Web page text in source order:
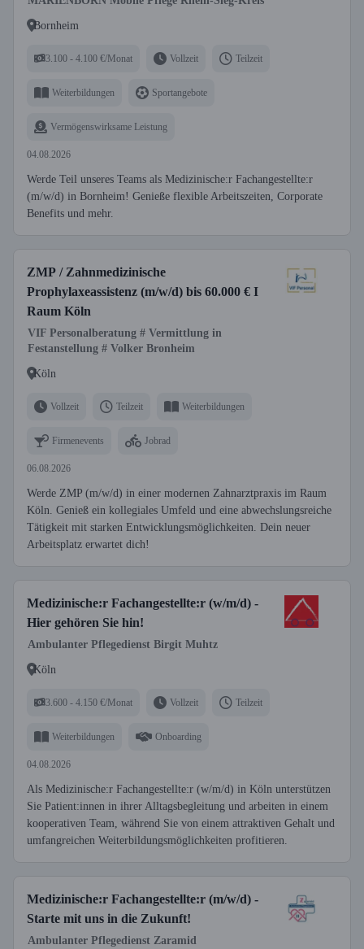
Bornheim
3.100 - 4.100 €/Monat Vollzeit Teilzeit
Weiterbildungen Sportangebote
Vermögenswirksame Leistung
04.08.2026
Werde Teil unseres Teams als Medizinische:r Fachangestellte:r
(m/w/d) in Bornheim! Genieße flexible Arbeitszeiten, Corporate
Benefits und mehr.
ZMP / Zahnmedizinische
Prophylaxeassistenz (m/w/d) bis 60.000 € I
Raum Köln
VIF Personalberatung # Vermittlung in
Festanstellung # Volker Bronheim
Köln
Vollzeit Teilzeit Weiterbildungen
Firmenevents Jobrad
06.08.2026
Werde ZMP (m/w/d) in einer modernen Zahnarztpraxis im Raum
Köln. Genieß ein kollegiales Umfeld und eine abwechslungsreiche
Tätigkeit mit starken Entwicklungsmöglichkeiten. Dein neuer
Arbeitsplatz erwartet dich!
Medizinische:r Fachangestellte:r (w/m/d) -
Hier gehören Sie hin!
Ambulanter Pflegedienst Birgit Muhtz
Köln
3.600 - 4.150 €/Monat Vollzeit Teilzeit
Weiterbildungen Onboarding
04.08.2026
Als Medizinische:r Fachangestellte:r (w/m/d) in Köln unterstützen
Sie Patient:innen in ihrer Alltagsbegleitung und arbeiten in einem
kooperativen Team, während Sie von einem attraktiven Gehalt und
umfangreichen Weiterbildungsmöglichkeiten profitieren.
Medizinische:r Fachangestellte:r (m/w/d) -
Starte mit uns in die Zukunft!
Ambulanter Pflegedienst Zaramid